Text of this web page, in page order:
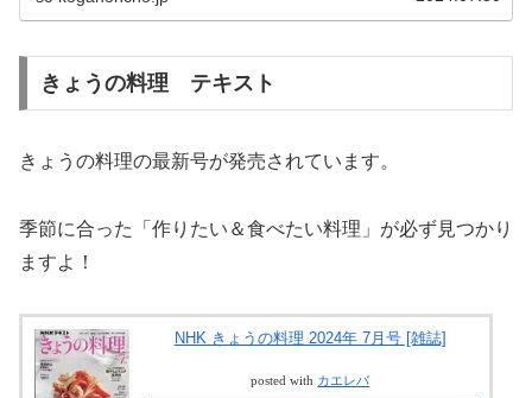
きょうの料理 テキスト
きょうの料理の最新号が発売されています。
季節に合った「作りたい＆食べたい料理」が必ず見つかり
ますよ！
NHK きょうの料理 2024年 7月号 [雑誌]
posted with カエレバ